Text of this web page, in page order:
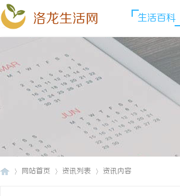
洛龙生活网 生活百科
网站首页 资讯列表 资讯内容